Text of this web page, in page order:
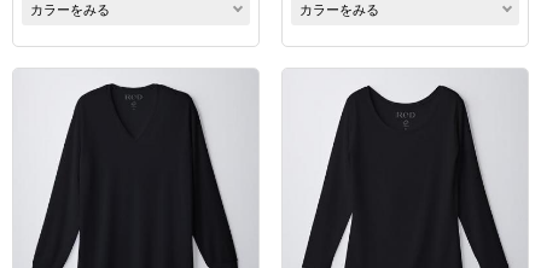
カラーをみる カラーをみる